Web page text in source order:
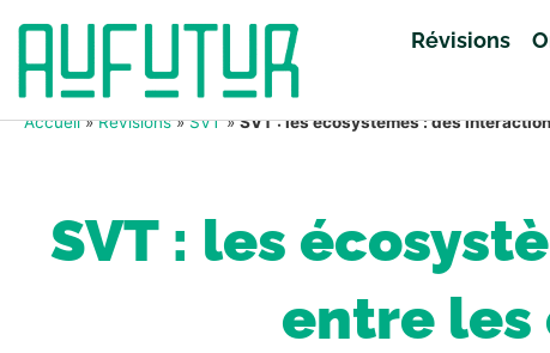
Révisions
Accueil»Révisions»SVT»SVT : les écosystèmes : des
SVT : les
entre les